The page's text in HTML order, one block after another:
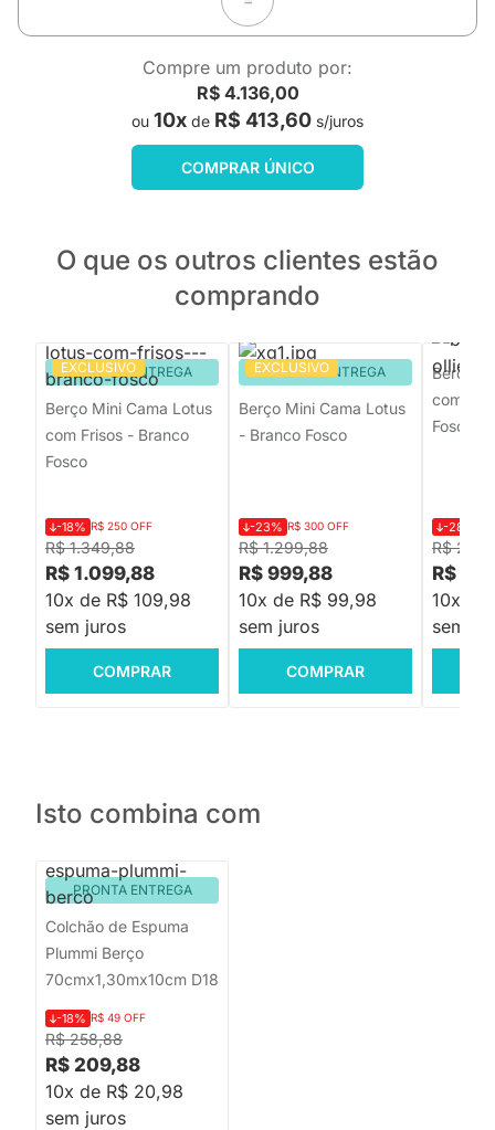
Compre um produto por:
R$ 4.136,00
ou 10x de R$ 413,60 s/juros
COMPRAR ÚNICO
O que os outros clientes estão
comprando
EXCLUSIVO
PRONTA ENTREGA
Berço Mini Cama Lotus
com Frisos - Branco
Fosco
R$ 1.349,88
-18% R$ 250 OFF
R$ 1.099,88
10x de R$ 109,98
sem juros
COMPRAR
EXCLUSIVO
PRONTA ENTREGA
Berço Mini Cama Lotus
- Branco Fosco
R$ 1.299,88
-23% R$ 300 OFF
R$ 999,88
10x de R$ 99,98
sem juros
COMPRAR
Berço
com
Fosco
R$
-28%
R$
10x de
sem
Isto combina com
PRONTA ENTREGA
Colchão de Espuma
Plummi Berço
70cmx1,30mx10cm D18
R$ 258,88
-18% R$ 49 OFF
R$ 209,88
10x de R$ 20,98
sem juros